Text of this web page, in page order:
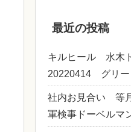
最近の投稿
キルヒール 水木
20220414 グリー
社内お見合い 等
軍検事ドーベル